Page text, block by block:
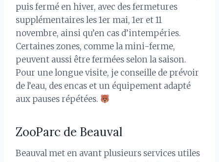
puis fermé en hiver, avec des fermetures
supplémentaires les 1er mai, 1er et 11
novembre, ainsi qu’en cas d’intempéries.
Certaines zones, comme la mini-ferme,
peuvent aussi être fermées selon la saison.
Pour une longue visite, je conseille de prévoir
de l’eau, des encas et un équipement adapté
aux pauses répétées.
ZooParc de Beauval
Beauval met en avant plusieurs services utiles